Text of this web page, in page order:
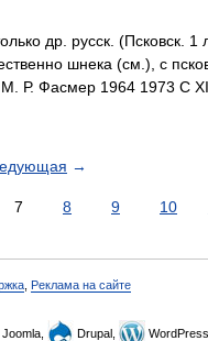
др. русск. (Псковск. 1
шнека (см.), с
М. Р. Фасмер 1964 1973 С
→
7 8 9 10
Реклама на сайте
Joomla, Drupal,